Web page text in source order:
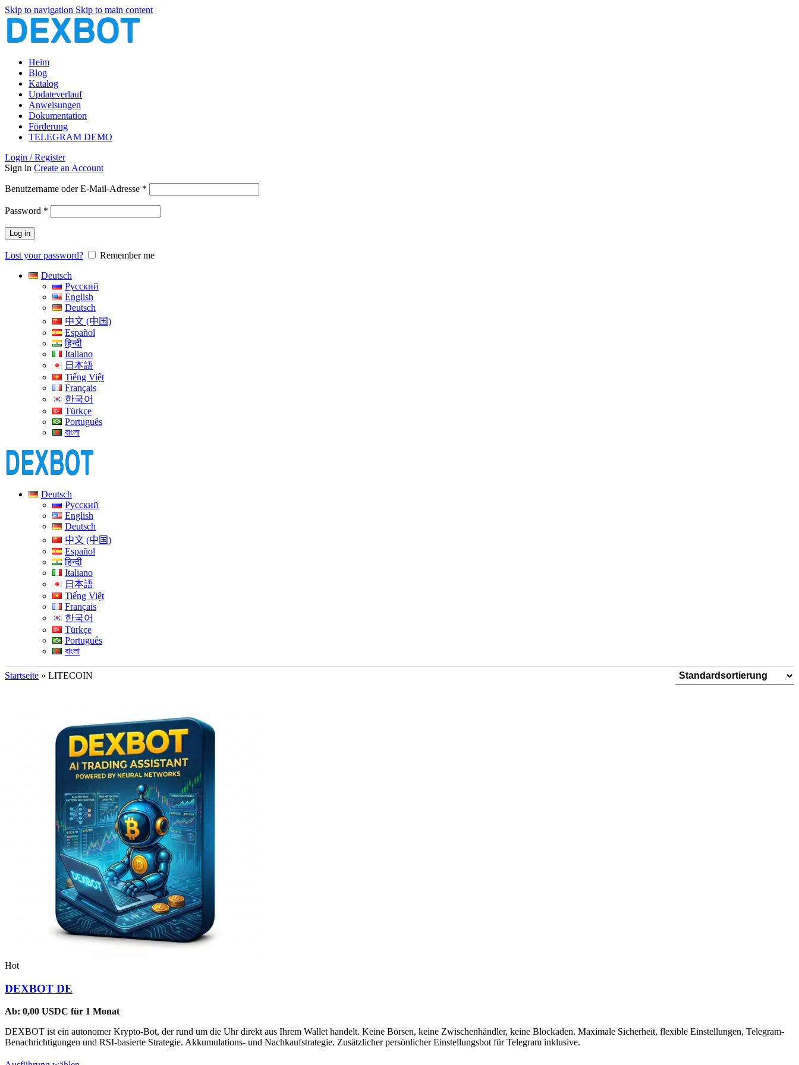
Skip to navigation Skip to main content
Heim
Blog
Katalog
Updateverlauf
Anweisungen
Dokumentation
Förderung
TELEGRAM DEMO
Login / Register
Sign in Create an Account
Benutzername oder E-Mail-Adresse *
Password *
Log in
Lost your password?
Remember me
Deutsch
Русский
English
Deutsch
中文 (中国)
Español
हिन्दी
Italiano
日本語
Tiếng Việt
Français
한국어
Türkçe
Português
বাংলা
Deutsch
Русский
English
Deutsch
中文 (中国)
Español
हिन्दी
Italiano
日本語
Tiếng Việt
Français
한국어
Türkçe
Português
বাংলা
Startseite » LITECOIN
Hot
DEXBOT DE
Ab: 0,00 USDC für 1 Monat
DEXBOT ist ein autonomer Krypto-Bot, der rund um die Uhr direkt aus Ihrem Wallet handelt. Keine Börsen, keine Zwischenhändler, keine Blockaden. Maximale Sicherheit, flexible Einstellungen, Telegram-
Benachrichtigungen und RSI-basierte Strategie. Akkumulations- und Nachkaufstrategie. Zusätzlicher persönlicher Einstellungsbot für Telegram inklusive.